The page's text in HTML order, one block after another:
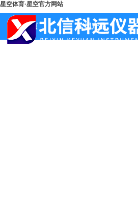
星空体育·星空官方网站
首页 公司产品